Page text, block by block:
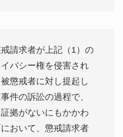
請求者が上記（1）の
バシー権を侵害され
懲戒者に対し提起し
件の訴訟の過程で、
拠がないにもかかわ
おいて、懲戒請求者